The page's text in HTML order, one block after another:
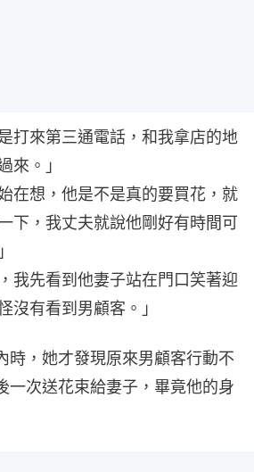
打來第三通電話，和我拿店的地
來。」
在想，他是不是真的要買花，就
下，我丈夫就說他剛好有時間可
我先看到他妻子站在門口笑著迎
沒有看到男顧客。」
時，她才發現原來男顧客行動不
一次送花束給妻子，畢竟他的身